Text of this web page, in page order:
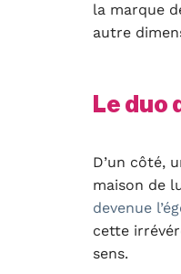
la marque
autre
Le duo
D’un côté,
maison de
devenue
cette
sens.